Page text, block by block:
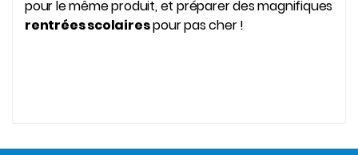
pour le même produit, et préparer des magnifiques
rentrées scolairespour pas cher !